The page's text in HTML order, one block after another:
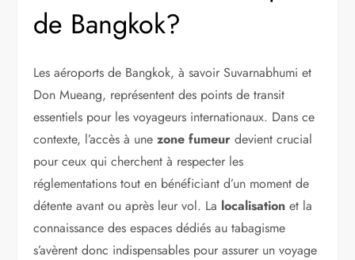
de Bangkok?
Les aéroports de Bangkok, à savoir Suvarnabhumi et
Don Mueang, représentent des points de transit
essentiels pour les voyageurs internationaux. Dans ce
contexte, l’accès à unezone fumeur devient crucial
pour ceux qui cherchent à respecter les
réglementations tout en bénéficiant d’un moment de
détente avant ou après leur vol. La localisation et la
connaissance des espaces dédiés au tabagisme
s’avèrent donc indispensables pour assurer un voyage